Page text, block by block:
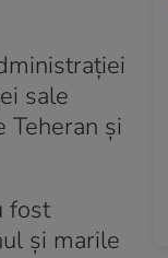
sale
Teheran şi
fost
şi marile